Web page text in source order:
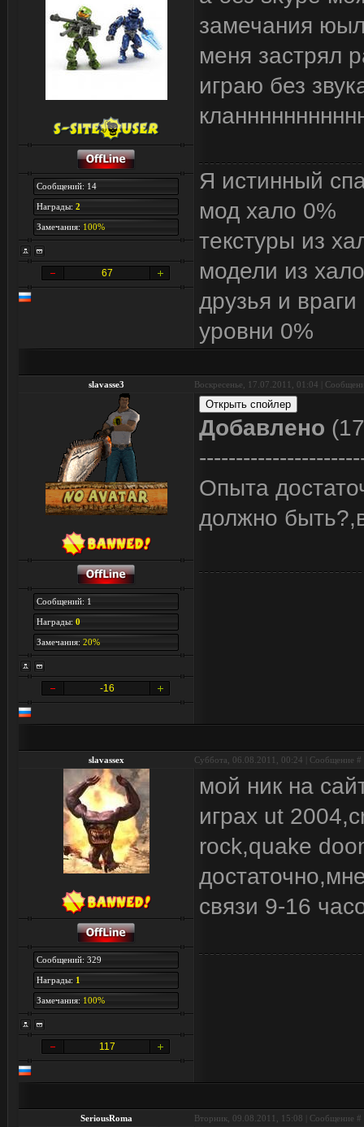
Сообщений: 14
Награды: 2
Замечания: 100%
67
замечания
меня застрял
играю без
Я истинный
мод хало 0%
текстуры из
модели из
друзья и
уровни 0%
slavasse3 Воскресенье, 17.07.2011, 01:04 |
Сообщений: 1
Награды: 0
Замечания: 20%
-16
Добавлено
Опыта
должно
slavassex Суббота, 06.08.2011, 00:24 | Сообщение #
Сообщений: 329
Награды: 1
Замечания: 100%
117
мой ник на
играх ut
rock,quake
связи 9-16
SeriousRoma Вторник, 09.08.2011, 15:08 | Сообщение #